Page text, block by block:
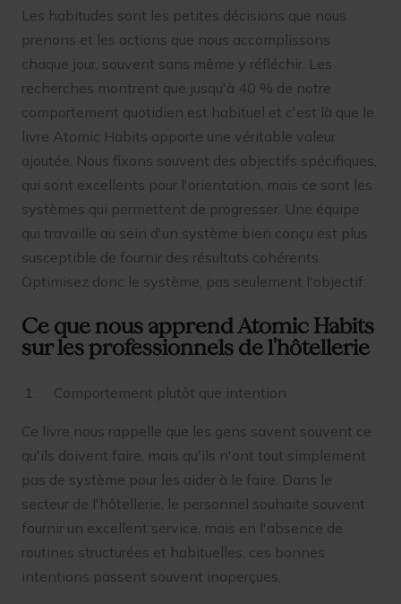
Les habitudes sont les petites décisions que nous
prenons et les actions que nous accomplissons
chaque jour, souvent sans même y réfléchir. Les
recherches montrent que jusqu'à 40 % de notre
comportement quotidien est habituel et c'est là que le
livre Atomic Habits apporte une véritable valeur
ajoutée. Nous fixons souvent des objectifs spécifiques,
qui sont excellents pour l'orientation, mais ce sont les
systèmes qui permettent de progresser. Une équipe
qui travaille au sein d'un système bien conçu est plus
susceptible de fournir des résultats cohérents.
Optimisez donc le système, pas seulement l'objectif.
Ce que nous apprend Atomic Habits
sur les professionnels de l'hôtellerie
Comportement plutôt que intention
Ce livre nous rappelle que les gens savent souvent ce
qu'ils doivent faire, mais qu'ils n'ont tout simplement
pas de système pour les aider à le faire. Dans le
secteur de l'hôtellerie, le personnel souhaite souvent
fournir un excellent service, mais en l'absence de
routines structurées et habituelles, ces bonnes
intentions passent souvent inaperçues.